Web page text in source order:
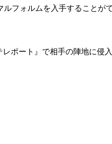
フォルムを入手することがで
ポート』で相手の陣地に侵